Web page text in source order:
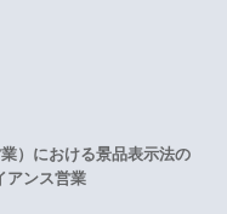
）における景品表示法の
アンス営業